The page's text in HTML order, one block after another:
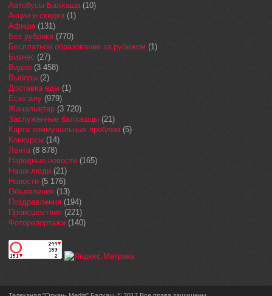
Автобусы Балхаша(10)
Акции и скидки (1)
Афиша(131)
Без рубрики (770)
Бесплатное образование за рубежом (1)
Бизнес (27)
Видео (3 458)
Выборы (2)
Доставка еды (1)
Еске алу (979)
Жаңалықтар (3 720)
Заслуженные балхашцы (21)
Карта коммунальных проблем (5)
Конкурсы (14)
Лента(8 878)
Народные новости (165)
Наши люди (21)
Новости (5 176)
Объявления (13)
Поздравления (194)
Происшествия (221)
Фоторепортажи (140)